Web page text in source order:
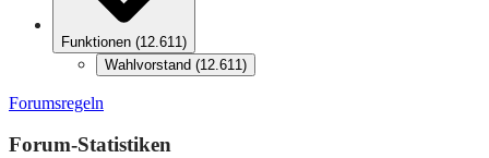
Funktionen (12.611)
Wahlvorstand (12.611)
Forumsregeln
Forum-Statistiken